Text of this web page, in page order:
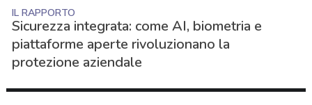
IL RAPPORTO
Sicurezza integrata: come AI, biometria e
piattaforme aperte rivoluzionano la
protezione aziendale